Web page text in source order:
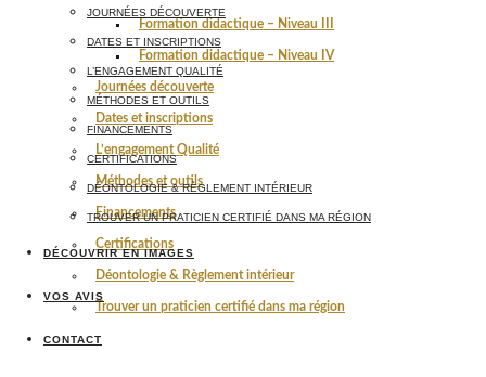
Formation didactique – Niveau III
Formation didactique – Niveau IV
Journées découverte
Dates et inscriptions
L’engagement Qualité
Méthodes et outils
Financements
Certifications
Déontologie & Règlement intérieur
Trouver un praticien certifié dans ma région
JOURNÉES DÉCOUVERTE
DATES ET INSCRIPTIONS
L’ENGAGEMENT QUALITÉ
MÉTHODES ET OUTILS
FINANCEMENTS
CERTIFICATIONS
DÉONTOLOGIE & RÈGLEMENT INTÉRIEUR
TROUVER UN PRATICIEN CERTIFIÉ DANS MA RÉGION
DÉCOUVRIR EN IMAGES
VOS AVIS
CONTACT